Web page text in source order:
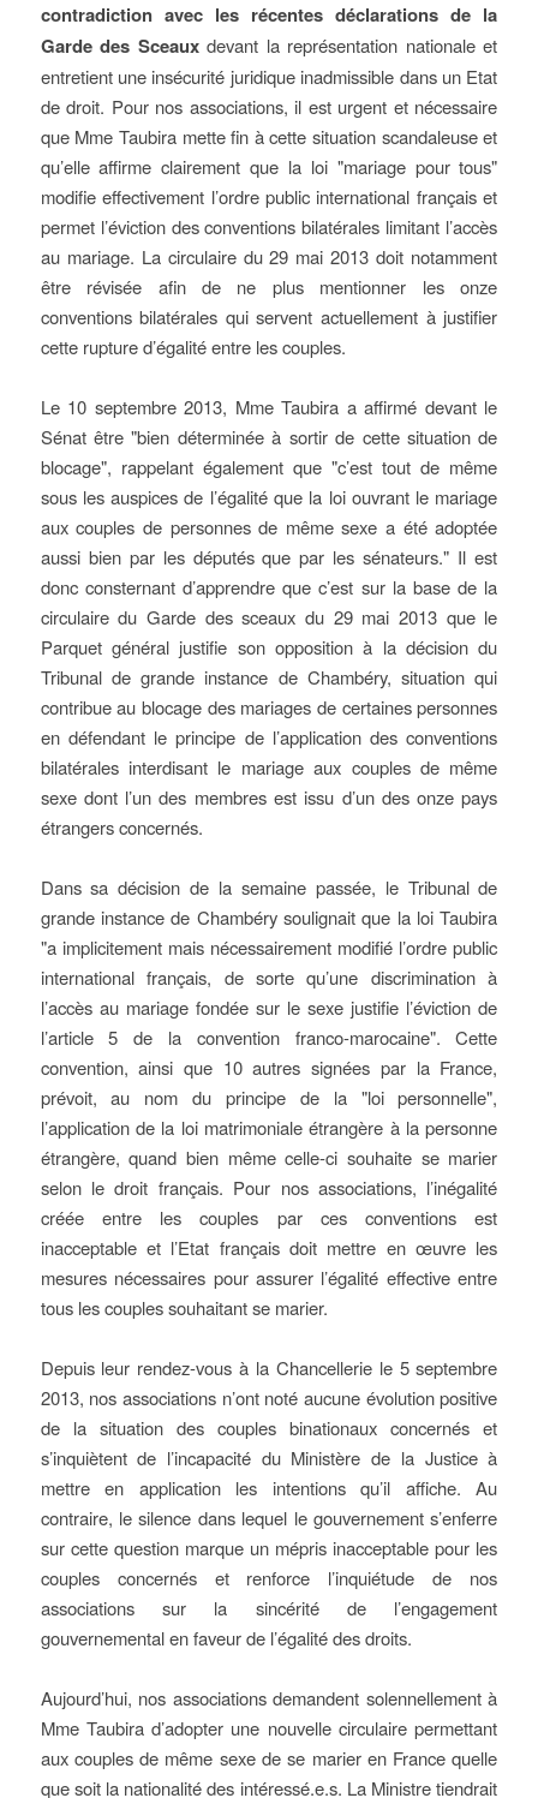
contradiction avec les récentes déclarations de la
Garde des Sceauxdevant la représentation nationale et
entretient une insécurité juridique inadmissible dans un Etat
de droit. Pour nos associations, il est urgent et nécessaire
que Mme Taubira mette fin à cette situation scandaleuse et
qu’elle affirme clairement que la loi "mariage pour tous"
modifie effectivement l’ordre public international français et
permet l’éviction des conventions bilatérales limitant l’accès
au mariage. La circulaire du 29 mai 2013 doit notamment
être révisée afin de ne plus mentionner les onze
conventions bilatérales qui servent actuellement à justifier
cette rupture d’égalité entre les couples.
Le 10 septembre 2013, Mme Taubira a affirmé devant le
Sénat être "bien déterminée à sortir de cette situation de
blocage", rappelant également que "c’est tout de même
sous les auspices de l’égalité que la loi ouvrant le mariage
aux couples de personnes de même sexe a été adoptée
aussi bien par les députés que par les sénateurs." Il est
donc consternant d’apprendre que c’est sur la base de la
circulaire du Garde des sceaux du 29 mai 2013 que le
Parquet général justifie son opposition à la décision du
Tribunal de grande instance de Chambéry, situation qui
contribue au blocage des mariages de certaines personnes
en défendant le principe de l’application des conventions
bilatérales interdisant le mariage aux couples de même
sexe dont l’un des membres est issu d’un des onze pays
étrangers concernés.
Dans sa décision de la semaine passée, le Tribunal de
grande instance de Chambéry soulignait que la loi Taubira
"a implicitement mais nécessairement modifié l’ordre public
international français, de sorte qu’une discrimination à
l’accès au mariage fondée sur le sexe justifie l’éviction de
l’article 5 de la convention franco-marocaine". Cette
convention, ainsi que 10 autres signées par la France,
prévoit, au nom du principe de la "loi personnelle",
l’application de la loi matrimoniale étrangère à la personne
étrangère, quand bien même celle-ci souhaite se marier
selon le droit français. Pour nos associations, l’inégalité
créée entre les couples par ces conventions est
inacceptable et l’Etat français doit mettre en œuvre les
mesures nécessaires pour assurer l’égalité effective entre
tous les couples souhaitant se marier.
Depuis leur rendez-vous à la Chancellerie le 5 septembre
2013, nos associations n’ont noté aucune évolution positive
de la situation des couples binationaux concernés et
s’inquiètent de l’incapacité du Ministère de la Justice à
mettre en application les intentions qu’il affiche. Au
contraire, le silence dans lequel le gouvernement s’enferre
sur cette question marque un mépris inacceptable pour les
couples concernés et renforce l’inquiétude de nos
associations sur la sincérité de l’engagement
gouvernemental en faveur de l’égalité des droits.
Aujourd’hui, nos associations demandent solennellement à
Mme Taubira d’adopter une nouvelle circulaire permettant
aux couples de même sexe de se marier en France quelle
que soit la nationalité des intéressé.e.s. La Ministre tiendrait